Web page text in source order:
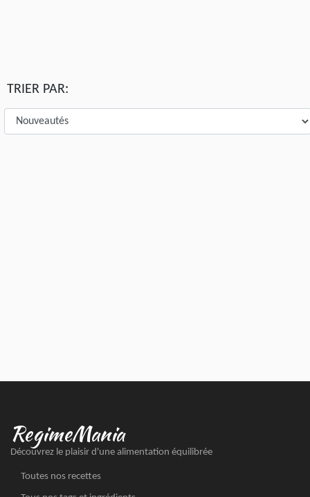
TRIER PAR:
RegimeMania
Découvrez le plaisir d'une alimentation équilibrée
Toutes nos recettes